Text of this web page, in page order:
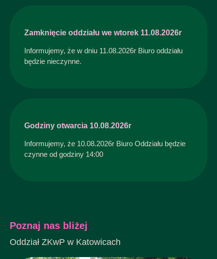
Zamknięcie oddziału we wtorek 11.08.2026r
Informujemy, że w dniu 11.08.2026r Biuro oddziału
będzie nieczynne.
Godziny otwarcia 10.08.2026r
Informujemy, że 10.08.2026r Biuro Oddziału będzie
czynne od godziny 14:00
Poznaj nas bliżej
Oddział ZKwP w Katowicach